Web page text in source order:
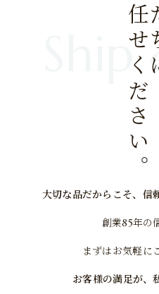
私
お任せください。
大切な品だからこそ、信
創業85年の
まずはお気軽に
お客様の満足が、